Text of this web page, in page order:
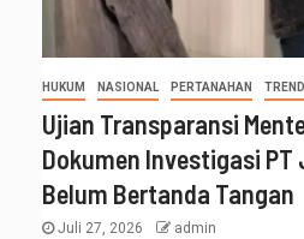
HUKUM NASIONAL PERTANAHAN
Ujian Transparansi
Dokumen Investigasi PT
Belum Bertanda Tangan
Juli 27, 2026 admin